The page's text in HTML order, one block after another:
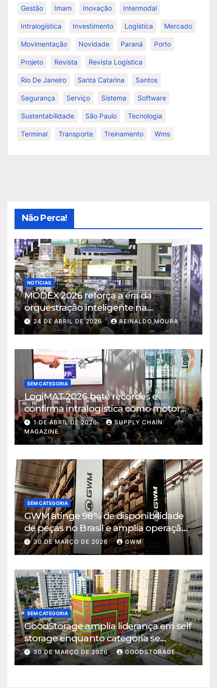
Gestão Imam Inovação Intermodal
Intralogística Investimento Logística Mercado
Movimentação Novidade Paraná Porto
Projeto Revista Revista Logística
Rio De Janeiro Santa Catarina Santos
Segurança Serviço Sistema Software
Sustentabilidade São Paulo Tecnologia
Terminal Transporte Treinamento Wms
Não Perca!
NOTÍCIAS
MODEX 2026 reforça a era da
orquestração inteligente na
intralogística
24 DE ABRIL DE 2026 REINALDO MOURA
SEM CATEGORIA
LogiMAT 2026 bate recordes e
confirma intralogística como motor
de decisão em tempos de incerteza
1 DE ABRIL DE 2026
SUPPLY CHAIN
MAGAZINE
SEM CATEGORIA
GWM atinge 98% de disponibilidade
de peças no Brasil e amplia operação
logística em Cajamar
30 DE MARÇO DE 2026 GWM
SEM CATEGORIA
GoodStorage amplia liderança em self
storage enquanto categoria se
consolida em São Paulo
30 DE MARÇO DE 2026 GOODSTORAGE